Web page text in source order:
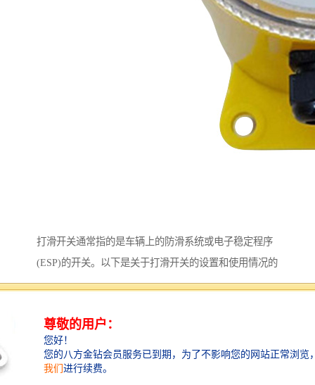
打滑开关通常指的是车辆上的防滑系统或电子稳定程序
(ESP)的开关。以下是关于打滑开关的设置和使用情况的
说明：
启的，这意味着它们在车辆启动时自动。
2、指示灯：车辆的仪表盘上通常有一个防滑系统的指示
灯。当该指示灯熄灭时，表示防滑系统处于关闭状态；